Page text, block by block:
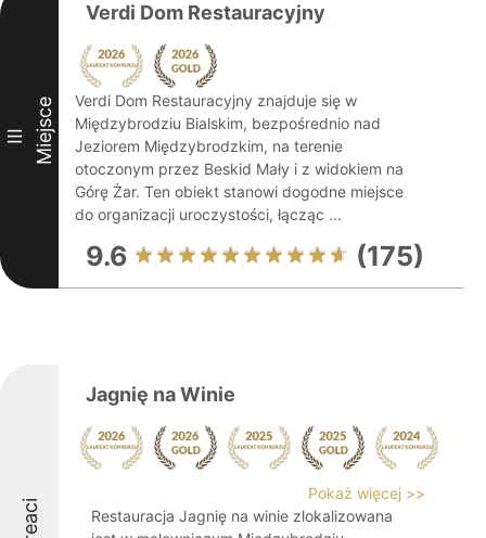
III Miejsce
Verdi Dom Restauracyjny
Verdi Dom Restauracyjny znajduje się w
Międzybrodziu Bialskim, bezpośrednio nad
Jeziorem Międzybrodzkim, na terenie
otoczonym przez Beskid Mały i z widokiem na
Górę Żar. Ten obiekt stanowi dogodne miejsce
do organizacji uroczystości, łącząc ...
9.6 (175)
Jagnię na Winie
Pokaż więcej >>
Restauracja Jagnię na winie zlokalizowana